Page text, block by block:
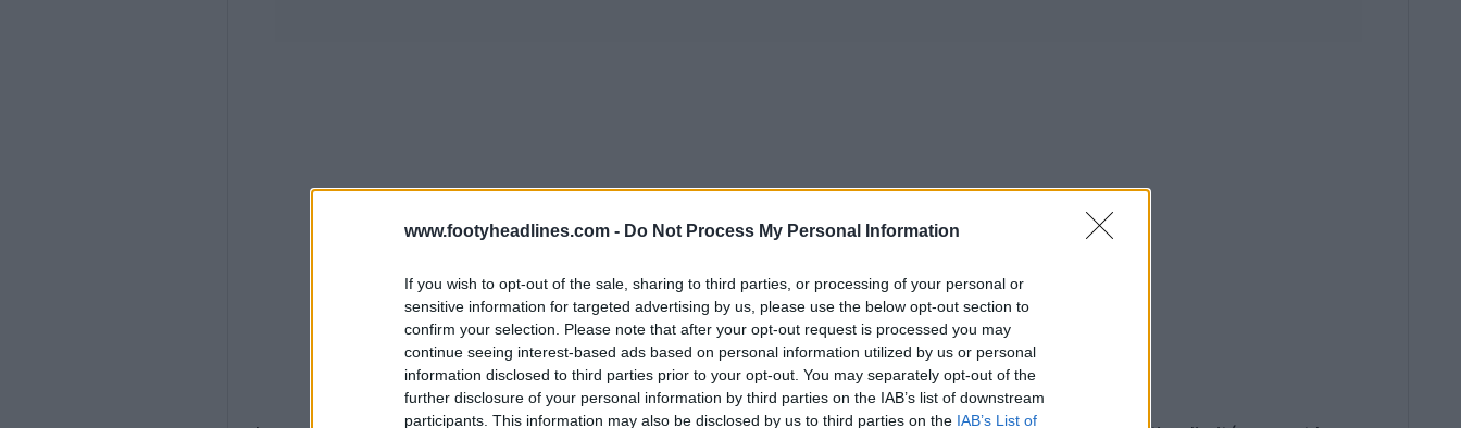
www.footyheadlines.com - Do Not Process My Personal Information
If you wish to opt-out of the sale, sharing to third parties, or processing of your personal or
sensitive information for targeted advertising by us, please use the below opt-out section to
confirm your selection. Please note that after your opt-out request is processed you may
continue seeing interest-based ads based on personal information utilized by us or personal
information disclosed to third parties prior to your opt-out. You may separately opt-out of the
further disclosure of your personal information by third parties on the IAB’s list of downstream
participants. This information may also be disclosed by us to third parties on the IAB’s List of